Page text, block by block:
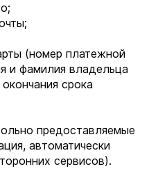
(номер платежной
и фамилия владельца
срока
предоставляемые
автоматически
сервисов).